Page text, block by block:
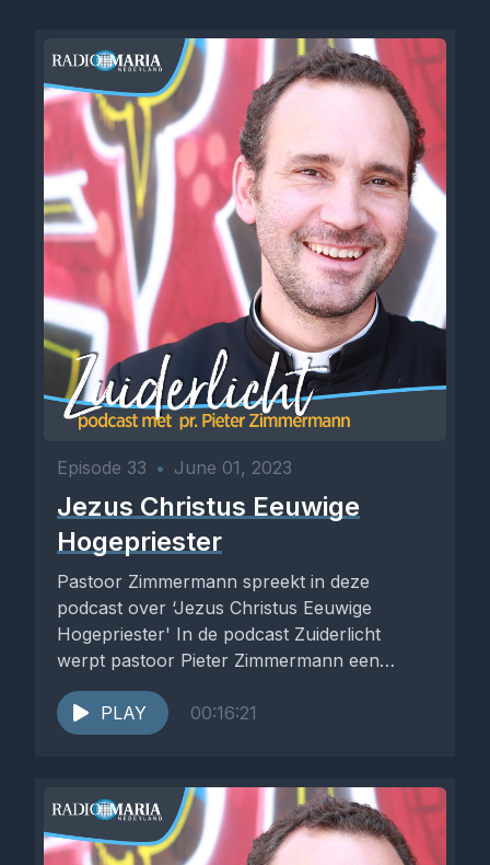
Episode 33 • June 01, 2023
Jezus Christus Eeuwige
Hogepriester
Pastoor Zimmermann spreekt in deze
podcast over ‘Jezus Christus Eeuwige
Hogepriester' In de podcast Zuiderlicht
werpt pastoor Pieter Zimmermann een
helder licht op zaken...
PLAY
00:16:21